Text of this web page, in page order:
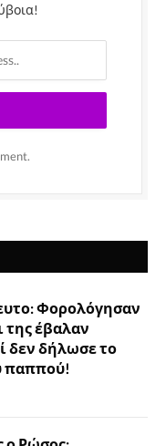
Φορολόγησαν
της έβαλαν
δεν δήλωσε το
παππού!